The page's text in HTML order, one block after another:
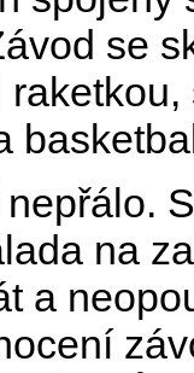
se
na
a